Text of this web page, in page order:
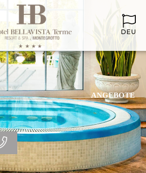
ANGEBOTE
DEU